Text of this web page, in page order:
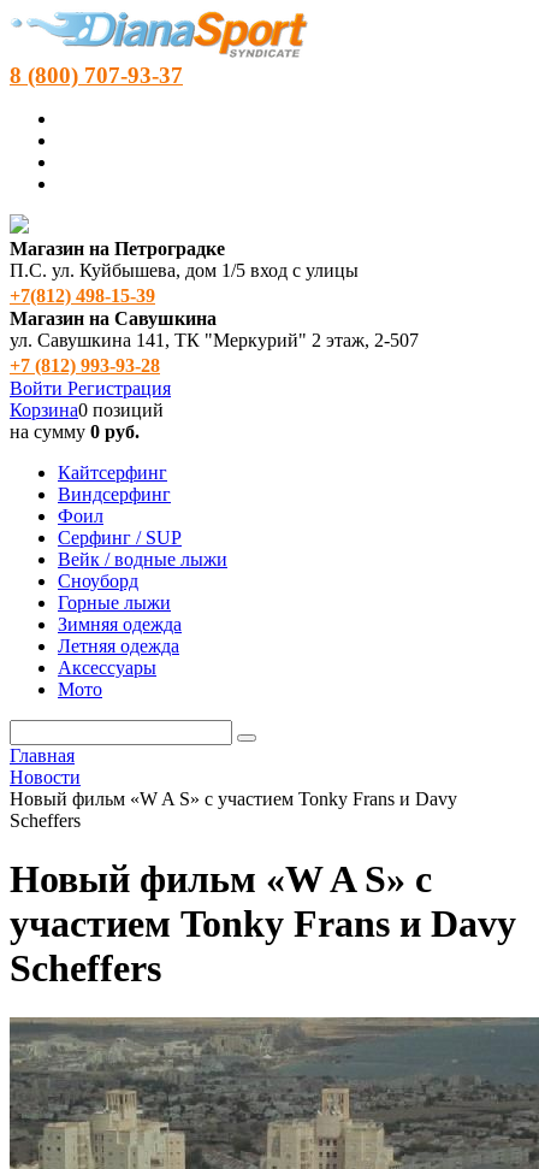
8 (800) 707-93-37
Магазин на Петроградке
П.С. ул. Куйбышева, дом 1/5 вход с улицы
+7(812) 498‑15-39
Магазин на Савушкина
ул. Савушкина 141, ТК "Меркурий" 2 этаж, 2-507
+7 (812) 993-93-28
Войти Регистрация
Корзина0 позиций
на сумму 0 руб.
Кайтсерфинг
Виндсерфинг
Фоил
Серфинг / SUP
Вейк / водные лыжи
Сноуборд
Горные лыжи
Зимняя одежда
Летняя одежда
Аксессуары
Мото
Главная
Новости
Новый фильм «W A S» с участием Tonky Frans и Davy
Scheffers
Новый фильм «W A S» с
участием Tonky Frans и Davy
Scheffers